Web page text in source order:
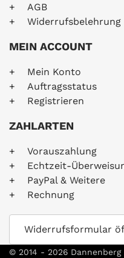
AGB
Widerrufsbelehrung
MEIN ACCOUNT
Mein Konto
Auftragsstatus
Registrieren
ZAHLARTEN
Vorauszahlung
Echtzeit-
PayPal & Weitere
Rechnung
Widerrufsformular
© 2014 - 2026